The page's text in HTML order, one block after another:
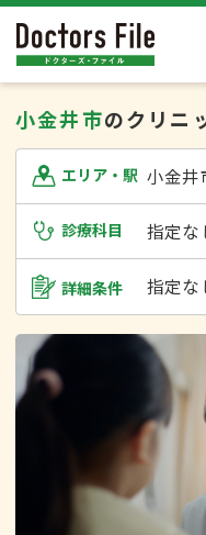
小金井市のクリニ
エリア・駅 小金井
診療科目 指定な
詳細条件 指定な